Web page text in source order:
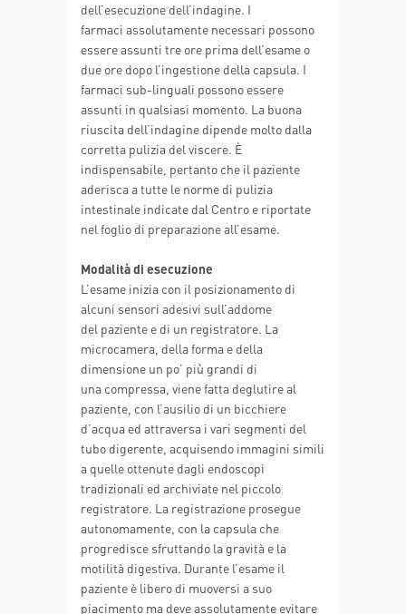
dell’esecuzione dell’indagine. I
farmaci assolutamente necessari possono
essere assunti tre ore prima dell’esame o
due ore dopo l’ingestione della capsula. I
farmaci sub-linguali possono essere
assunti in qualsiasi momento. La buona
riuscita dell’indagine dipende molto dalla
corretta pulizia del viscere. È
indispensabile, pertanto che il paziente
aderisca a tutte le norme di pulizia
intestinale indicate dal Centro e riportate
nel foglio di preparazione all’esame.
Modalità di esecuzione
L’esame inizia con il posizionamento di
alcuni sensori adesivi sull’addome
del paziente e di un registratore. La
microcamera, della forma e della
dimensione un po’ più grandi di
una compressa, viene fatta deglutire al
paziente, con l’ausilio di un bicchiere
d’acqua ed attraversa i vari segmenti del
tubo digerente, acquisendo immagini simili
a quelle ottenute dagli endoscopi
tradizionali ed archiviate nel piccolo
registratore. La registrazione prosegue
autonomamente, con la capsula che
progredisce sfruttando la gravità e la
motilità digestiva. Durante l’esame il
paziente è libero di muoversi a suo
piacimento ma deve assolutamente evitare